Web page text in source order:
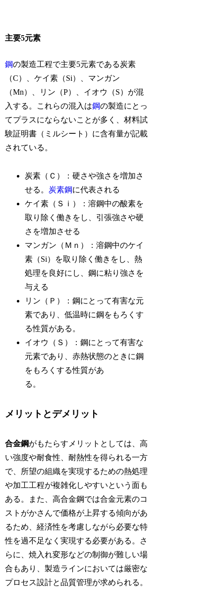
主要5元素
鋼の製造工程で主要5元素である炭素
（C）、ケイ素（Si）、マンガン
（Mn）、リン（P）、イオウ（S）が混
入する。これらの混入は鋼の製造にとっ
てプラスにならないことが多く、材料試
験証明書（ミルシート）に含有量が記載
されている。
炭素（Ｃ）：硬さや強さを増加さ
せる。 炭素鋼に代表される
ケイ素（Ｓｉ）：溶鋼中の酸素を
取り除く働きをし、引張強さや硬
さを増加させる
マンガン（Ｍｎ）：溶鋼中のケイ
素（Si）を取り除く働きをし、熱
処理を良好にし、鋼に粘り強さを
与える
リン（Ｐ）：鋼にとって有害な元
素であり、低温時に鋼をもろくす
る性質がある。
イオウ（Ｓ）：鋼にとって有害な
元素であり、赤熱状態のときに鋼
をもろくする性質があ
る。
メリットとデメリット
合金鋼がもたらすメリットとしては、高
い強度や耐食性、耐熱性を得られる一方
で、所望の組織を実現するための熱処理
や加工工程が複雑化しやすいという面も
ある。また、高合金鋼では合金元素のコ
ストがかさんで価格が上昇する傾向があ
るため、経済性を考慮しながら必要な特
性を過不足なく実現する必要がある。さ
らに、焼入れ変形などの制御が難しい場
合もあり、製造ラインにおいては厳密な
プロセス設計と品質管理が求められる。